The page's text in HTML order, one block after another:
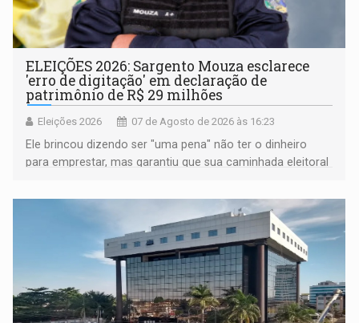
ELEIÇÕES 2026: Sargento Mouza esclarece
'erro de digitação' em declaração de
patrimônio de R$ 29 milhões
Eleições 2026 07 de Agosto de 2026 às 16:23
Ele brincou dizendo ser "uma pena" não ter o dinheiro
para emprestar, mas garantiu que sua caminhada eleitoral